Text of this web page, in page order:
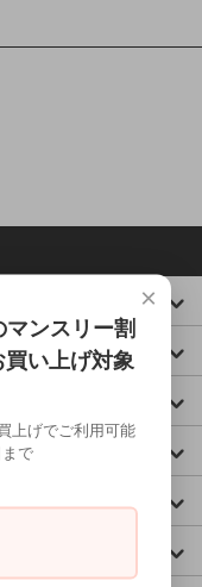
×
マンスリー割
い上げ対象
上げでご利用可能
で